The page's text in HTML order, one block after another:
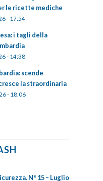
le ricette mediche
- 17:54
i tagli della
- 14:38
scende
la straordinaria
- 18:06
N° 15 – Luglio